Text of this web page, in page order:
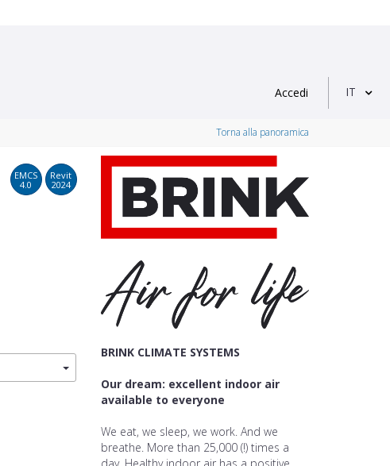
Accedi IT
Torna alla panoramica
EMCS
4.0
Revit
2024
BRINK CLIMATE SYSTEMS
Our dream: excellent indoor air
available to everyone
We eat, we sleep, we work. And we
breathe. More than 25,000 (!) times a